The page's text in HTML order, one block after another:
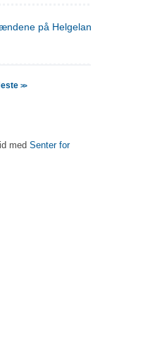
på Helgeland
>>
med Senter for